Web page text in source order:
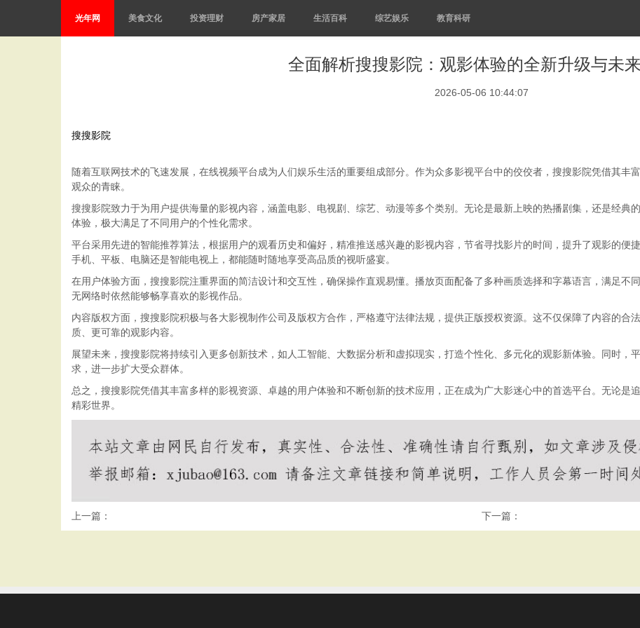
光年网 美食文化 投资理财 房产家居 生活百科 综艺娱乐 教育科研
全面解析搜搜影院：观影体验的全新升级与未
2026-05-06 10:44:07
搜搜影院
随着互联网技术的飞速发展，在线视频平台成为人们娱乐生活的重要组成部分。作为众多影视平台中的佼佼者，搜搜影院凭借其丰
观众的青睐。
搜搜影院致力于为用户提供海量的影视内容，涵盖电影、电视剧、综艺、动漫等多个类别。无论是最新上映的热播剧集，还是经典
体验，极大满足了不同用户的个性化需求。
平台采用先进的智能推荐算法，根据用户的观看历史和偏好，精准推送感兴趣的影视内容，节省寻找影片的时间，提升了观影的便
手机、平板、电脑还是智能电视上，都能随时随地享受高品质的视听盛宴。
在用户体验方面，搜搜影院注重界面的简洁设计和交互性，确保操作直观易懂。播放页面配备了多种画质选择和字幕语言，满足不
无网络时依然能够畅享喜欢的影视作品。
内容版权方面，搜搜影院积极与各大影视制作公司及版权方合作，严格遵守法律法规，提供正版授权资源。这不仅保障了内容的合
质、更可靠的观影内容。
展望未来，搜搜影院将持续引入更多创新技术，如人工智能、大数据分析和虚拟现实，打造个性化、多元化的观影新体验。同时，
求，进一步扩大受众群体。
总之，搜搜影院凭借其丰富多样的影视资源、卓越的用户体验和不断创新的技术应用，正在成为广大影迷心中的首选平台。无论是
精彩世界。
上一篇： 下一篇：